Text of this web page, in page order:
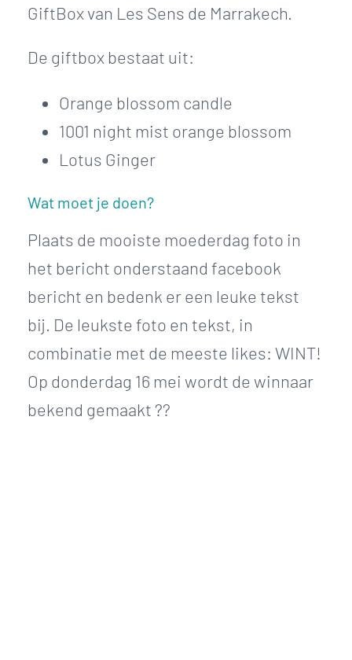
GiftBox van Les Sens de Marrakech.
De giftbox bestaat uit:
Orange blossom candle
1001 night mist orange blossom
Lotus Ginger
Wat moet je doen?
Plaats de mooiste moederdag foto in
het bericht onderstaand facebook
bericht en bedenk er een leuke tekst
bij. De leukste foto en tekst, in
combinatie met de meeste likes: WINT!
Op donderdag 16 mei wordt de winnaar
bekend gemaakt ??